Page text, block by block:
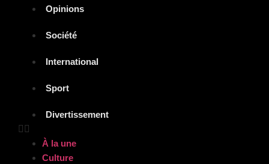
Opinions
Société
International
Sport
Divertissement
À la une
Culture